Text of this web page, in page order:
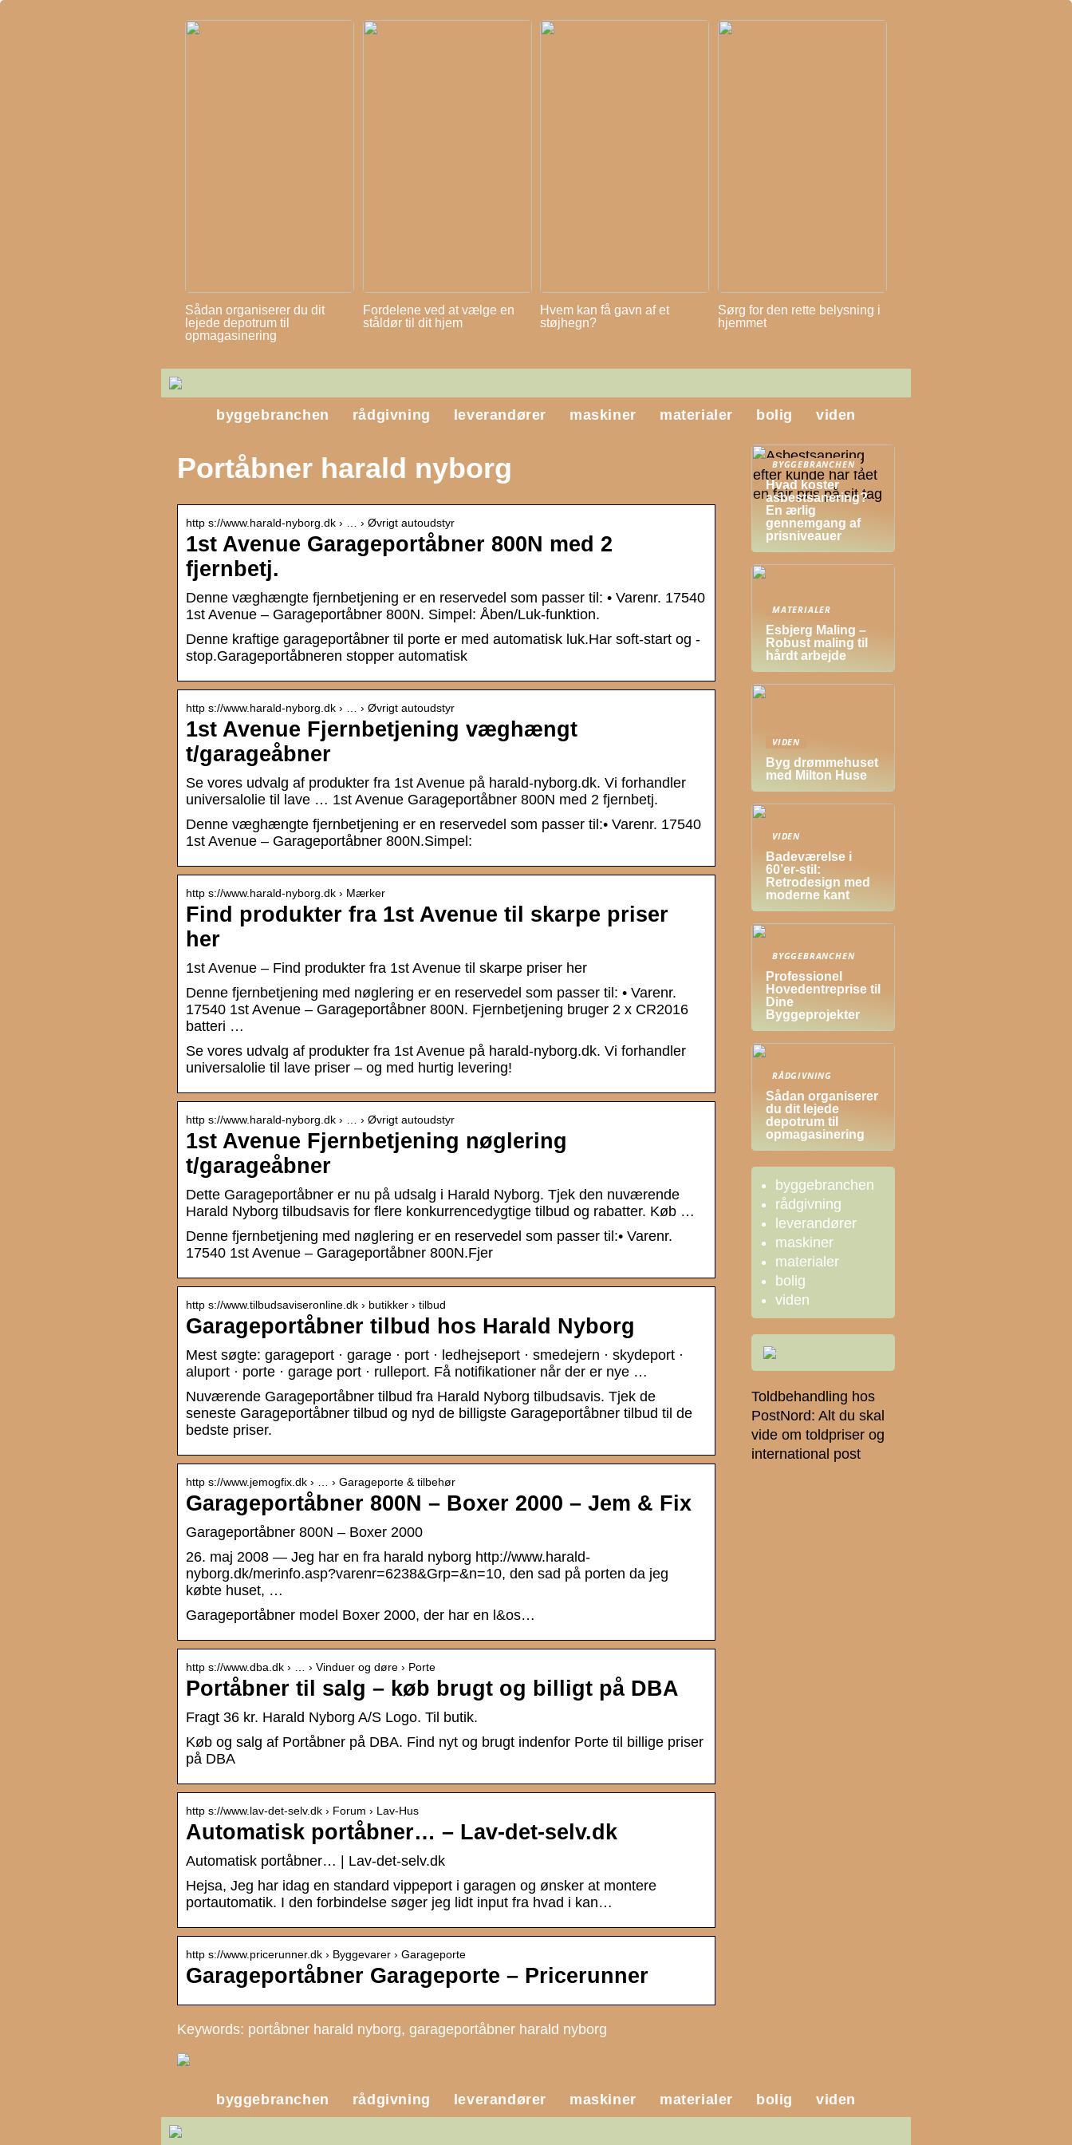
Sådan organiserer du dit
lejede depotrum til
opmagasinering
Fordelene ved at vælge en
ståldør til dit hjem
Hvem kan få gavn af et
støjhegn?
Sørg for den rette belysning i
hjemmet
byggebranchen rådgivning leverandører maskiner materialer bolig viden
Portåbner harald nyborg
http s://www.harald-nyborg.dk › … › Øvrigt autoudstyr
1st Avenue Garageportåbner 800N med 2
fjernbetj.
Denne væghængte fjernbetjening er en reservedel som passer til: • Varenr. 17540
1st Avenue – Garageportåbner 800N. Simpel: Åben/Luk-funktion.
Denne kraftige garageportåbner til porte er med automatisk luk.Har soft-start og -
stop.Garageportåbneren stopper automatisk
http s://www.harald-nyborg.dk › … › Øvrigt autoudstyr
1st Avenue Fjernbetjening væghængt
t/garageåbner
Se vores udvalg af produkter fra 1st Avenue på harald-nyborg.dk. Vi forhandler
universalolie til lave … 1st Avenue Garageportåbner 800N med 2 fjernbetj.
Denne væghængte fjernbetjening er en reservedel som passer til:• Varenr. 17540
1st Avenue – Garageportåbner 800N.Simpel:
http s://www.harald-nyborg.dk › Mærker
Find produkter fra 1st Avenue til skarpe priser
her
1st Avenue – Find produkter fra 1st Avenue til skarpe priser her
Denne fjernbetjening med nøglering er en reservedel som passer til: • Varenr.
17540 1st Avenue – Garageportåbner 800N. Fjernbetjening bruger 2 x CR2016
batteri …
Se vores udvalg af produkter fra 1st Avenue på harald-nyborg.dk. Vi forhandler
universalolie til lave priser – og med hurtig levering!
http s://www.harald-nyborg.dk › … › Øvrigt autoudstyr
1st Avenue Fjernbetjening nøglering
t/garageåbner
Dette Garageportåbner er nu på udsalg i Harald Nyborg. Tjek den nuværende
Harald Nyborg tilbudsavis for flere konkurrencedygtige tilbud og rabatter. Køb …
Denne fjernbetjening med nøglering er en reservedel som passer til:• Varenr.
17540 1st Avenue – Garageportåbner 800N.Fjer
http s://www.tilbudsaviseronline.dk › butikker › tilbud
Garageportåbner tilbud hos Harald Nyborg
Mest søgte: garageport · garage · port · ledhejseport · smedejern · skydeport ·
aluport · porte · garage port · rulleport. Få notifikationer når der er nye …
Nuværende Garageportåbner tilbud fra Harald Nyborg tilbudsavis. Tjek de
seneste Garageportåbner tilbud og nyd de billigste Garageportåbner tilbud til de
bedste priser.
http s://www.jemogfix.dk › … › Garageporte & tilbehør
Garageportåbner 800N – Boxer 2000 – Jem & Fix
Garageportåbner 800N – Boxer 2000
26. maj 2008 — Jeg har en fra harald nyborg http://www.harald-
nyborg.dk/merinfo.asp?varenr=6238&Grp=&n=10, den sad på porten da jeg
købte huset, …
Garageportåbner model Boxer 2000, der har en l&os…
http s://www.dba.dk › … › Vinduer og døre › Porte
Portåbner til salg – køb brugt og billigt på DBA
Fragt 36 kr. Harald Nyborg A/S Logo. Til butik.
Køb og salg af Portåbner på DBA. Find nyt og brugt indenfor Porte til billige priser
på DBA
http s://www.lav-det-selv.dk › Forum › Lav-Hus
Automatisk portåbner… – Lav-det-selv.dk
Automatisk portåbner… | Lav-det-selv.dk
Hejsa, Jeg har idag en standard vippeport i garagen og ønsker at montere
portautomatik. I den forbindelse søger jeg lidt input fra hvad i kan…
http s://www.pricerunner.dk › Byggevarer › Garageporte
Garageportåbner Garageporte – Pricerunner
Keywords: portåbner harald nyborg, garageportåbner harald nyborg
BYGGEBRANCHEN
Hvad koster
asbestsanering?
En ærlig
gennemgang af
prisniveauer
MATERIALER
Esbjerg Maling –
Robust maling til
hårdt arbejde
VIDEN
Byg drømmehuset
med Milton Huse
VIDEN
Badeværelse i
60’er-stil:
Retrodesign med
moderne kant
BYGGEBRANCHEN
Professionel
Hovedentreprise til
Dine
Byggeprojekter
RÅDGIVNING
Sådan organiserer
du dit lejede
depotrum til
opmagasinering
byggebranchen
rådgivning
leverandører
maskiner
materialer
bolig
viden
Toldbehandling hos
PostNord: Alt du skal
vide om toldpriser og
international post
byggebranchen rådgivning leverandører maskiner materialer bolig viden